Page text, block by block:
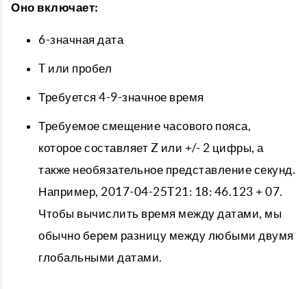
Оно включает:
6-значная дата
T или пробел
Требуется 4-9-значное время
Требуемое смещение часового пояса,
которое составляет Z или +/- 2 цифры, а
также необязательное представление секунд.
Например, 2017-04-25T21: 18: 46.123 + 07.
Чтобы вычислить время между датами, мы
обычно берем разницу между любыми двумя
глобальными датами.